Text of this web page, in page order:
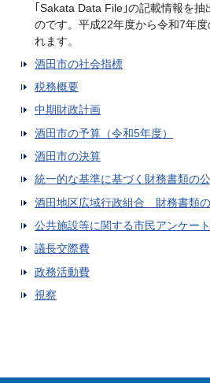
｢Sakata Data File｣の記載情報を
のです。平成22年度から令和7年
れます。
酒田市の社会指標
税務概要
中期財政計画
酒田市の予算（令和5年度）
酒田市の決算
統一的な基準に基づく財務書類の
酒田地区広域行政組合 財務書類
公共施設等に関する市民アンケー
議長交際費
政務活動費
視察